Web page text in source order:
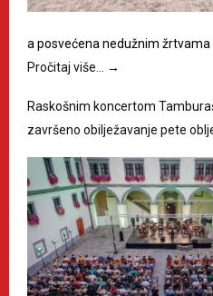
a posvećena nedužnim
Pročitaj više… →
Raskošnim koncertom
završeno obilježavanje pete